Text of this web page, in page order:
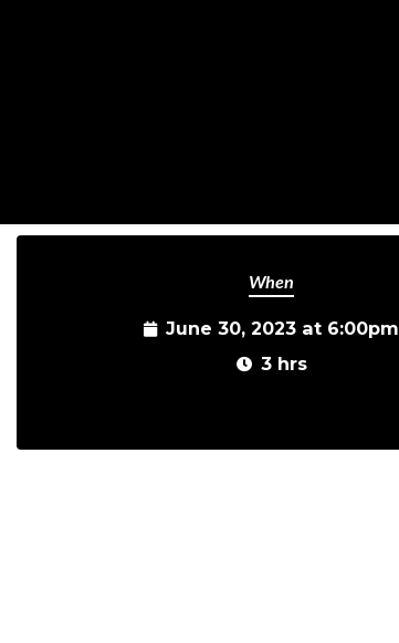
When
June 30, 2023 at 6:00pm
3 hrs